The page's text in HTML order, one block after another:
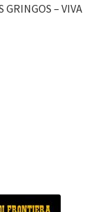
GRINGOS – VIVA